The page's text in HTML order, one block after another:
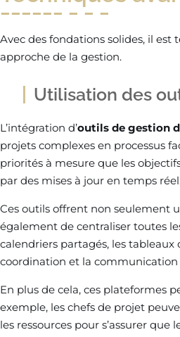
Avec des fondations solides, il
approche de la gestion.
Utilisation des
L’intégration d’outils de gestion
projets complexes en processus
priorités à mesure que les
par des mises à jour en temps
Ces outils offrent non seulement
également de centraliser toutes
calendriers partagés, les
coordination et la communication
En plus de cela, ces plateformes
exemple, les chefs de projet
les ressources pour s’assurer que